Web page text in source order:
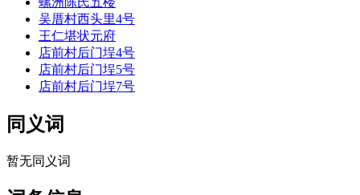
吴厝村西头里4号
王仁堪状元府
店前村后门埕4号
店前村后门埕5号
店前村后门埕7号
同义词
暂无同义词